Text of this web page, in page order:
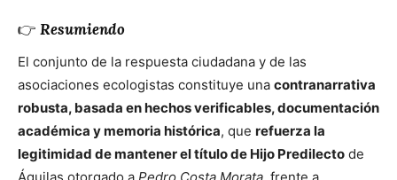
👉 Resumiendo
El conjunto de la respuesta ciudadana y de las
asociaciones ecologistas constituye una contranarrativa
robusta, basada en hechos verificables, documentación
académica y memoria histórica, que refuerza la
legitimidad de mantener el título de Hijo Predilecto de